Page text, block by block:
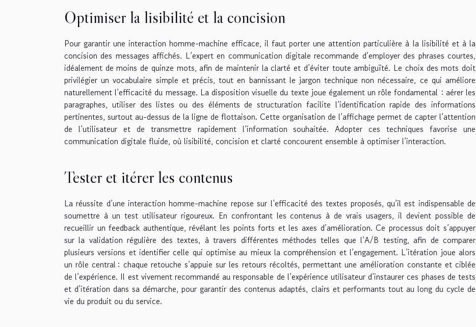
Optimiser la lisibilité et la concision
Pour garantir une interaction homme-machine efficace, il faut porter une attention particulière à la lisibilité et à la
concision des messages affichés. L’expert en communication digitale recommande d’employer des phrases courtes,
idéalement de moins de quinze mots, afin de maintenir la clarté et d’éviter toute ambiguïté. Le choix des mots doit
privilégier un vocabulaire simple et précis, tout en bannissant le jargon technique non nécessaire, ce qui améliore
naturellement l’efficacité du message. La disposition visuelle du texte joue également un rôle fondamental : aérer les
paragraphes, utiliser des listes ou des éléments de structuration facilite l’identification rapide des informations
pertinentes, surtout au-dessus de la ligne de flottaison. Cette organisation de l’affichage permet de capter l’attention
de l’utilisateur et de transmettre rapidement l’information souhaitée. Adopter ces techniques favorise une
communication digitale fluide, où lisibilité, concision et clarté concourent ensemble à optimiser l’interaction.
Tester et itérer les contenus
La réussite d’une interaction homme-machine repose sur l’efficacité des textes proposés, qu’il est indispensable de
soumettre à un test utilisateur rigoureux. En confrontant les contenus à de vrais usagers, il devient possible de
recueillir un feedback authentique, révélant les points forts et les axes d’amélioration. Ce processus doit s’appuyer
sur la validation régulière des textes, à travers différentes méthodes telles que l’A/B testing, afin de comparer
plusieurs versions et identifier celle qui optimise au mieux la compréhension et l’engagement. L’itération joue alors
un rôle central : chaque retouche s’appuie sur les retours récoltés, permettant une amélioration constante et ciblée
de l’expérience. Il est vivement recommandé au responsable de l’expérience utilisateur d’instaurer ces phases de tests
et d’itération dans sa démarche, pour garantir des contenus adaptés, clairs et performants tout au long du cycle de
vie du produit ou du service.